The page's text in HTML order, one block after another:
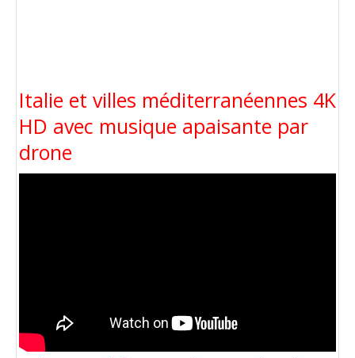
Italie et villes méditerranéennes 4K
HD avec musique apaisante par
drone